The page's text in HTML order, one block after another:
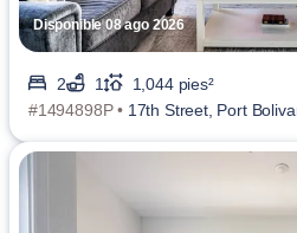
Disponible 08 ago 2026
2 1
1,044 pies²
#1494898P • 17th Street, Port